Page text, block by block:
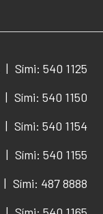
Sími: 540 1125
Sími: 540 1150
Sími: 540 1154
Sími: 540 1155
Sími: 487 8888